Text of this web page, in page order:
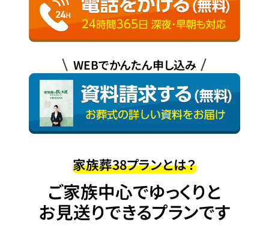
WEBでかんたん申し込み
家族葬38プランとは？
ご家族中心でゆっくりと
お見送りできるプランです